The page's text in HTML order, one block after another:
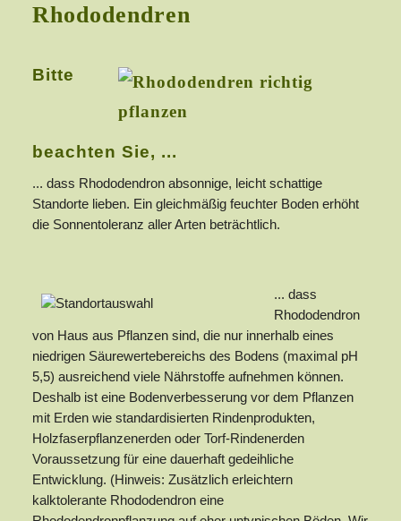
Rhododendren
Bitte
beachten Sie, ...
... dass Rhododendron absonnige, leicht schattige
Standorte lieben. Ein gleichmäßig feuchter Boden erhöht
die Sonnentoleranz aller Arten beträchtlich.
... dass
Rhododendron
von Haus aus Pflanzen sind, die nur innerhalb eines
niedrigen Säurewertebereichs des Bodens (maximal pH
5,5) ausreichend viele Nährstoffe aufnehmen können.
Deshalb ist eine Bodenverbesserung vor dem Pflanzen
mit Erden wie standardisierten Rindenprodukten,
Holzfaserpflanzenerden oder Torf-Rindenerden
Voraussetzung für eine dauerhaft gedeihliche
Entwicklung. (Hinweis: Zusätzlich erleichtern
kalktolerante Rhododendron eine